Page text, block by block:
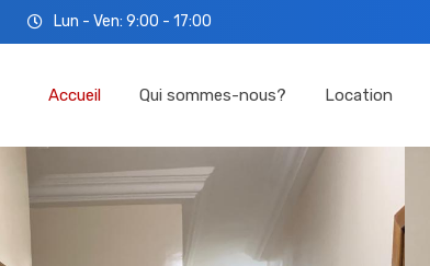
Lun - Ven: 9:00 - 17:00
Accueil Qui sommes-nous? Location